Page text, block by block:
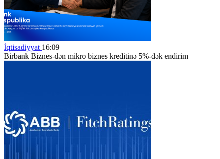
İqtisadiyyat 16:09
Birbank Biznes-dən mikro biznes kreditinə 5%-dək endirim